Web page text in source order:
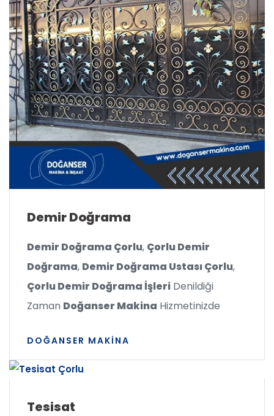
Demir Doğrama
Demir Doğrama Çorlu, Çorlu Demir
Doğrama, Demir Doğrama Ustası Çorlu,
Çorlu Demir Doğrama İşleri Denildiği
Zaman Doğanser Makina Hizmetinizde
DOĞANSER MAKINA
Tesisat